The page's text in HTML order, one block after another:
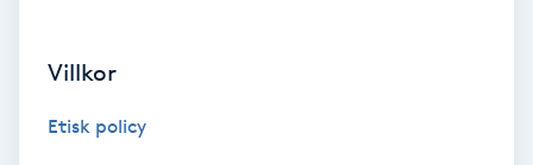
Villkor
Etisk policy